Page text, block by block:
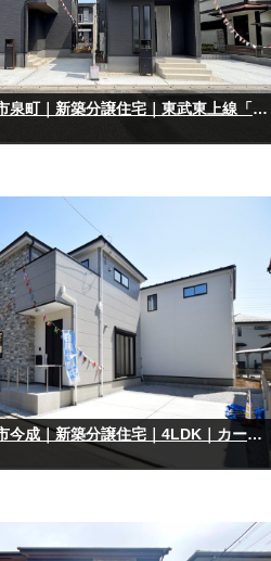
【完成物件】坂戸市泉町｜新築分譲住宅｜東武東上線「坂戸」駅徒歩16分、「北坂戸」駅徒歩13分｜4LDK～3SLDK｜カースペース2台
【完成物件】川越市今成｜新築分譲住宅｜4LDK｜カースペース2台｜東武東上線「川越市」駅徒歩15分